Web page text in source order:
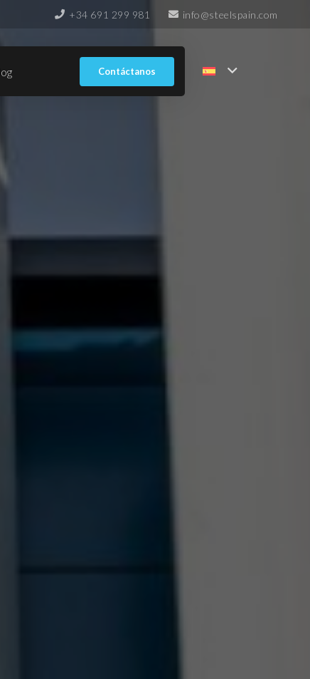
+34 691 299 981 info@steelspain.com
Contáctanos